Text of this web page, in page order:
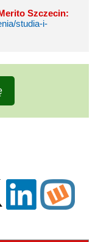
Szczecin:
studia-i-